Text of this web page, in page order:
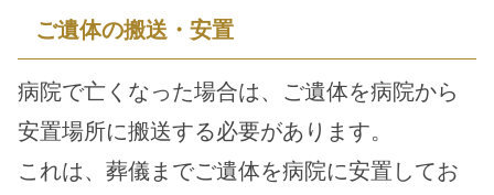
ご遺体の搬送・安置
病院で亡くなった場合は、ご遺体を病院から
安置場所に搬送する必要があります。
これは、葬儀までご遺体を病院に安置してお